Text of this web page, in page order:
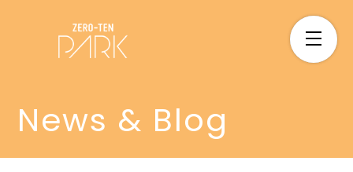
News & Blog